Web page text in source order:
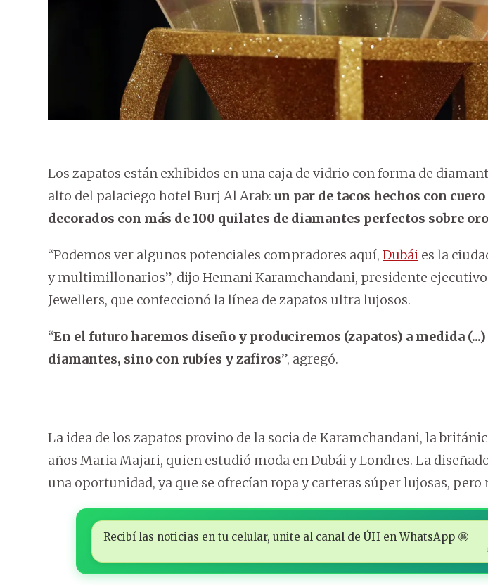
Los zapatos están exhibidos en una caja de vidrio con forma de
alto del palaciego hotel Burj Al Arab: un par de tacos hechos con
decorados con más de 100 quilates de diamantes perfectos sobre
“Podemos ver algunos potenciales compradores aquí, Dubái es la
y multimillonarios”, dijo Hemani Karamchandani, presidente ejecutivo
Jewellers, que confeccionó la línea de zapatos ultra lujosos.
“En el futuro haremos diseño y produciremos (zapatos) a medida
diamantes, sino con rubíes y zafiros”, agregó.
La idea de los zapatos provino de la socia de Karamchandani, la
años Maria Majari, quien estudió moda en Dubái y Londres. La
una oportunidad, ya que se ofrecían ropa y carteras súper lujosas, pero
Recibí las noticias en tu celular, unite al canal de ÚH en WhatsApp 🤩